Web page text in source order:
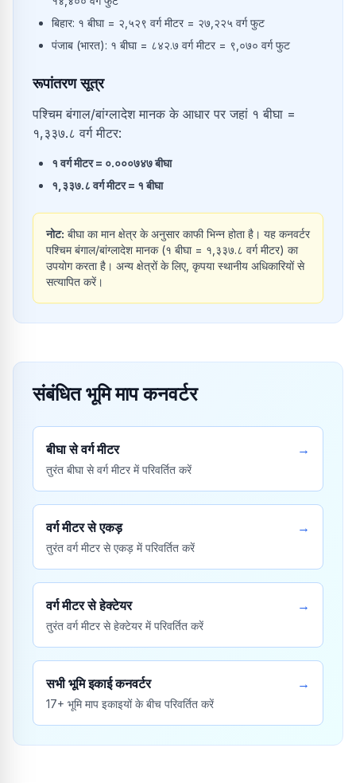
बिहार: १ बीघा = २,५२९ वर्ग मीटर = २७,२२५ वर्ग फुट
पंजाब (भारत): १ बीघा = ८४२.७ वर्ग मीटर = ९,०७० वर्ग फुट
रूपांतरण सूत्र
पश्चिम बंगाल/बांग्लादेश मानक के आधार पर जहां १ बीघा =
१,३३७.८ वर्ग मीटर:
१ वर्ग मीटर= ०.०००७४७बीघा
१,३३७.८ वर्ग मीटर= १ बीघा
नोट: बीघा का मान क्षेत्र के अनुसार काफी भिन्न होता है। यह कनवर्टर
पश्चिम बंगाल/बांग्लादेश मानक (१ बीघा = १,३३७.८ वर्ग मीटर) का
उपयोग करता है। अन्य क्षेत्रों के लिए, कृपया स्थानीय अधिकारियों से
सत्यापित करें।
संबंधित भूमि माप कनवर्टर
बीघा से वर्ग मीटर
तुरंत बीघा से वर्ग मीटर में परिवर्तित करें
→
वर्ग मीटर से एकड़
तुरंत वर्ग मीटर से एकड़ में परिवर्तित करें
→
वर्ग मीटर से हेक्टेयर
तुरंत वर्ग मीटर से हेक्टेयर में परिवर्तित करें
→
सभी भूमि इकाई कनवर्टर
17+ भूमि माप इकाइयों के बीच परिवर्तित करें
→